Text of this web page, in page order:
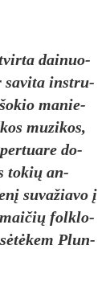
dai­nuo­
sa­vi­ta inst­ru­
ma­nie­
mu­zi­kos,
do­
to­kių an­
su­va­žia­vo į
folk­lo­
Plun­